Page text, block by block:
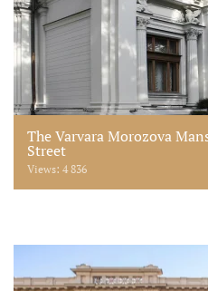
The Varvara Morozova
Street
Views: 4 836